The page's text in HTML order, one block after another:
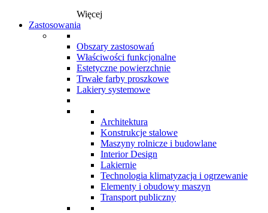
Więcej
Zastosowania
Obszary zastosowań
Właściwości funkcjonalne
Estetyczne powierzchnie
Trwałe farby proszkowe
Lakiery systemowe
Architektura
Konstrukcje stalowe
Maszyny rolnicze i budowlane
Interior Design
Lakiernie
Technologia klimatyzacja i ogrzewanie
Elementy i obudowy maszyn
Transport publiczny